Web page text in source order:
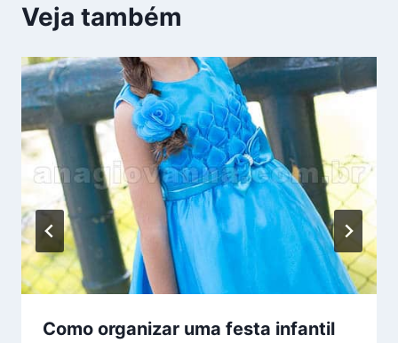
Veja também
Como organizar uma festa infantil